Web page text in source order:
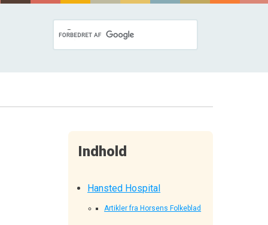
Indhold
Hansted Hospital
Artikler fra Horsens Folkeblad